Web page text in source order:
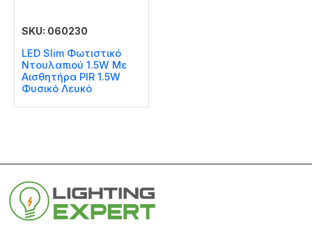
SKU: 060230
LED Slim Φωτιστικό
Ντουλαπιού 1.5W Με
Αισθητήρα PIR 1.5W
Φυσικό Λευκό